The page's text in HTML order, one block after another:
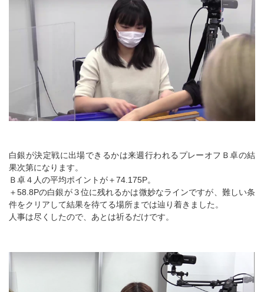
白銀が決定戦に出場できるかは来週行われるプレーオフＢ卓の結
果次第になります。
Ｂ卓４人の平均ポイントが＋74.175P。
＋58.8Pの白銀が３位に残れるかは微妙なラインですが、難しい条
件をクリアして結果を待てる場所までは辿り着きました。
人事は尽くしたので、あとは祈るだけです。